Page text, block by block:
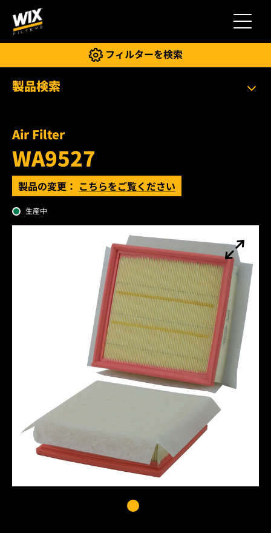
切り替え
フィルターを検索
製品検索
Air Filter
WA9527
製品の変更： こちらをご覧ください
生産中